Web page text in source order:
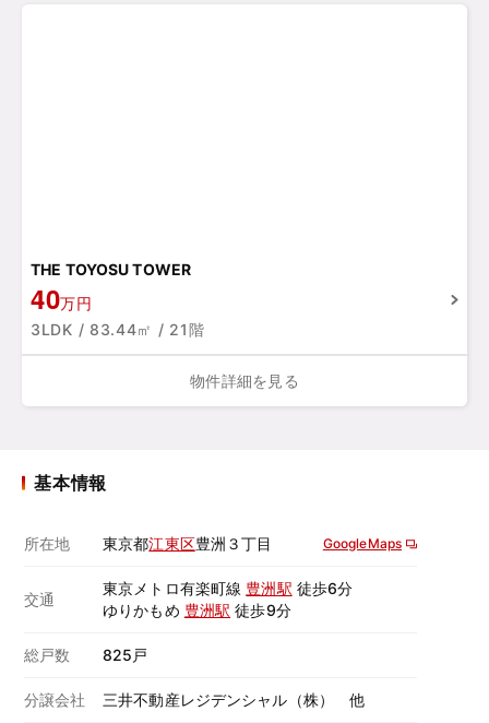
THE TOYOSU TOWER
40万円
3LDK / 83.44㎡ / 21階
物件詳細を見る
基本情報
所在地 東京都江東区豊洲３丁目 GoogleMaps
交通
東京メトロ有楽町線 豊洲駅 徒歩6分
ゆりかもめ 豊洲駅 徒歩9分
総戸数 825戸
分譲会社 三井不動産レジデンシャル（株） 他